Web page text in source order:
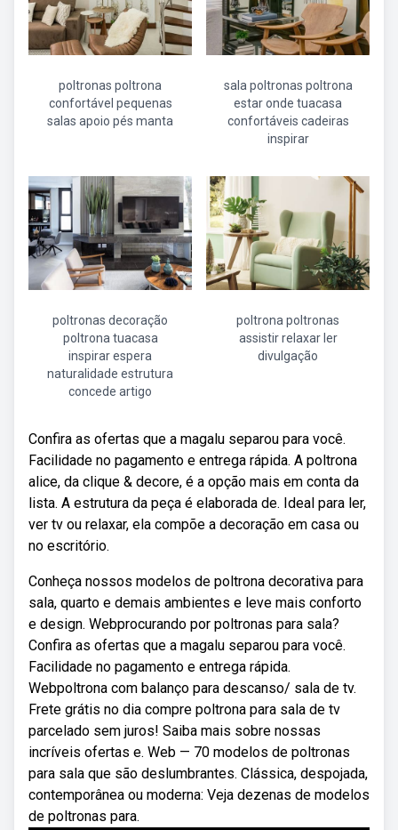
poltronas poltrona
confortável pequenas
salas apoio pés manta
sala poltronas poltrona
estar onde tuacasa
confortáveis cadeiras
inspirar
poltronas decoração
poltrona tuacasa
inspirar espera
naturalidade estrutura
concede artigo
poltrona poltronas
assistir relaxar ler
divulgação
Confira as ofertas que a magalu separou para você.
Facilidade no pagamento e entrega rápida. A poltrona
alice, da clique & decore, é a opção mais em conta da
lista. A estrutura da peça é elaborada de. Ideal para ler,
ver tv ou relaxar, ela compõe a decoração em casa ou
no escritório.
Conheça nossos modelos de poltrona decorativa para
sala, quarto e demais ambientes e leve mais conforto
e design. Webprocurando por poltronas para sala?
Confira as ofertas que a magalu separou para você.
Facilidade no pagamento e entrega rápida.
Webpoltrona com balanço para descanso/ sala de tv.
Frete grátis no dia compre poltrona para sala de tv
parcelado sem juros! Saiba mais sobre nossas
incríveis ofertas e. Web — 70 modelos de poltronas
para sala que são deslumbrantes. Clássica, despojada,
contemporânea ou moderna: Veja dezenas de modelos
de poltronas para.